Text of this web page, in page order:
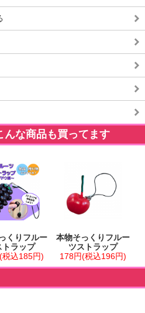
んな商品も買ってます
くりフルー
トラップ
税込185円)
本物そっくりフルー
ツストラップ
178円(税込196円)